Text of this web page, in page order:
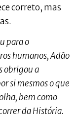
correto, mas
para o
humanos, Adão
obrigou a
si mesmos o que
bem como
da História,